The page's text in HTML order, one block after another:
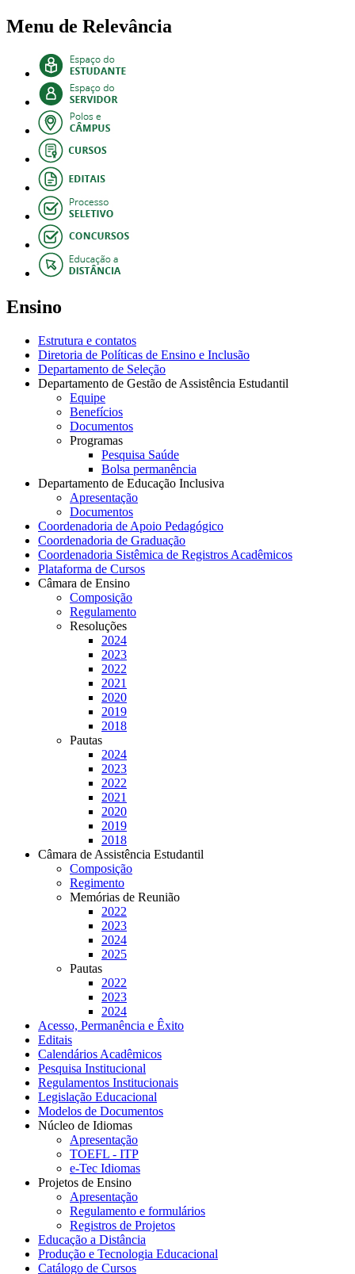
Menu de Relevância
Ensino
Estrutura e contatos
Diretoria de Políticas de Ensino e Inclusão
Departamento de Seleção
Departamento de Gestão de Assistência Estudantil
Equipe
Benefícios
Documentos
Programas
Pesquisa Saúde
Bolsa permanência
Departamento de Educação Inclusiva
Apresentação
Documentos
Coordenadoria de Apoio Pedagógico
Coordenadoria de Graduação
Coordenadoria Sistêmica de Registros Acadêmicos
Plataforma de Cursos
Câmara de Ensino
Composição
Regulamento
Resoluções
2024
2023
2022
2021
2020
2019
2018
Pautas
2024
2023
2022
2021
2020
2019
2018
Câmara de Assistência Estudantil
Composição
Regimento
Memórias de Reunião
2022
2023
2024
2025
Pautas
2022
2023
2024
Acesso, Permanência e Êxito
Editais
Calendários Acadêmicos
Pesquisa Institucional
Regulamentos Institucionais
Legislação Educacional
Modelos de Documentos
Núcleo de Idiomas
Apresentação
TOEFL - ITP
e-Tec Idiomas
Projetos de Ensino
Apresentação
Regulamento e formulários
Registros de Projetos
Educação a Distância
Produção e Tecnologia Educacional
Catálogo de Cursos